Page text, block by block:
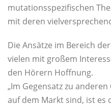
mutationsspezifischen
mit deren
Die Ansätze im Bereich
vielen mit großem
den Hörern Hoffnung.
„Im Gegensatz zu
auf dem Markt sind, ist es